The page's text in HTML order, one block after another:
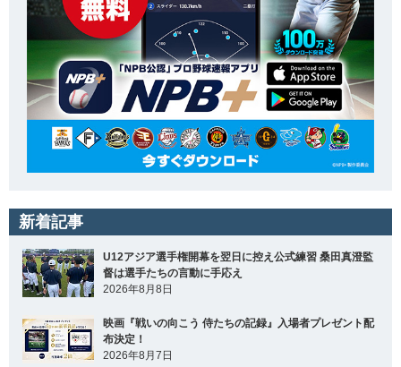
新着記事
U12アジア選手権開幕を翌日に控え公式練習 桑田真澄監
督は選手たちの言動に手応え
2026年8月8日
映画『戦いの向こう 侍たちの記録』入場者プレゼント配
布決定！
2026年8月7日